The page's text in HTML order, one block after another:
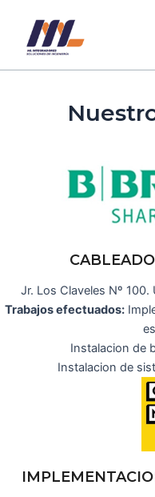
contenido
Jr. Los Claveles Nº 100.
Trabajos efectuados:
Instalacion de
Instalacion de